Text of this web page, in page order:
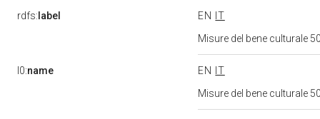
rdfs: label EN
IT
Misure del bene culturale
l0:name EN
IT
Misure del bene culturale